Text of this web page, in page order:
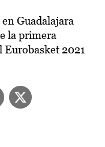
Guadalajara
la primera
Eurobasket 2021